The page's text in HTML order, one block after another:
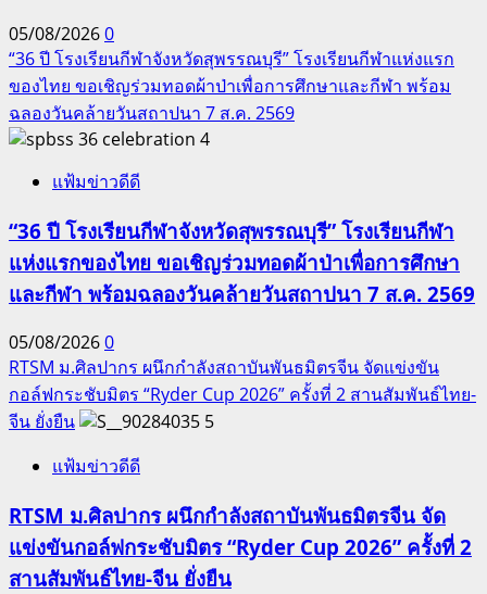
05/08/20260
“36 ปี โรงเรียนกีฬาจังหวัดสุพรรณบุรี” โรงเรียนกีฬาแห่งแรก
ของไทย ขอเชิญร่วมทอดผ้าป่าเพื่อการศึกษาและกีฬา พร้อม
ฉลองวันคล้ายวันสถาปนา 7 ส.ค. 2569
4
แฟ้มข่าวดีดี
“36 ปี โรงเรียนกีฬาจังหวัดสุพรรณบุรี” โรงเรียนกีฬา
แห่งแรกของไทย ขอเชิญร่วมทอดผ้าป่าเพื่อการศึกษา
และกีฬา พร้อมฉลองวันคล้ายวันสถาปนา 7 ส.ค. 2569
05/08/20260
RTSM ม.ศิลปากร ผนึกกำลังสถาบันพันธมิตรจีน จัดแข่งขัน
กอล์ฟกระชับมิตร “Ryder Cup 2026” ครั้งที่ 2 สานสัมพันธ์ไทย-
จีน ยั่งยืน
5
แฟ้มข่าวดีดี
RTSM ม.ศิลปากร ผนึกกำลังสถาบันพันธมิตรจีน จัด
แข่งขันกอล์ฟกระชับมิตร “Ryder Cup 2026” ครั้งที่ 2
สานสัมพันธ์ไทย-จีน ยั่งยืน